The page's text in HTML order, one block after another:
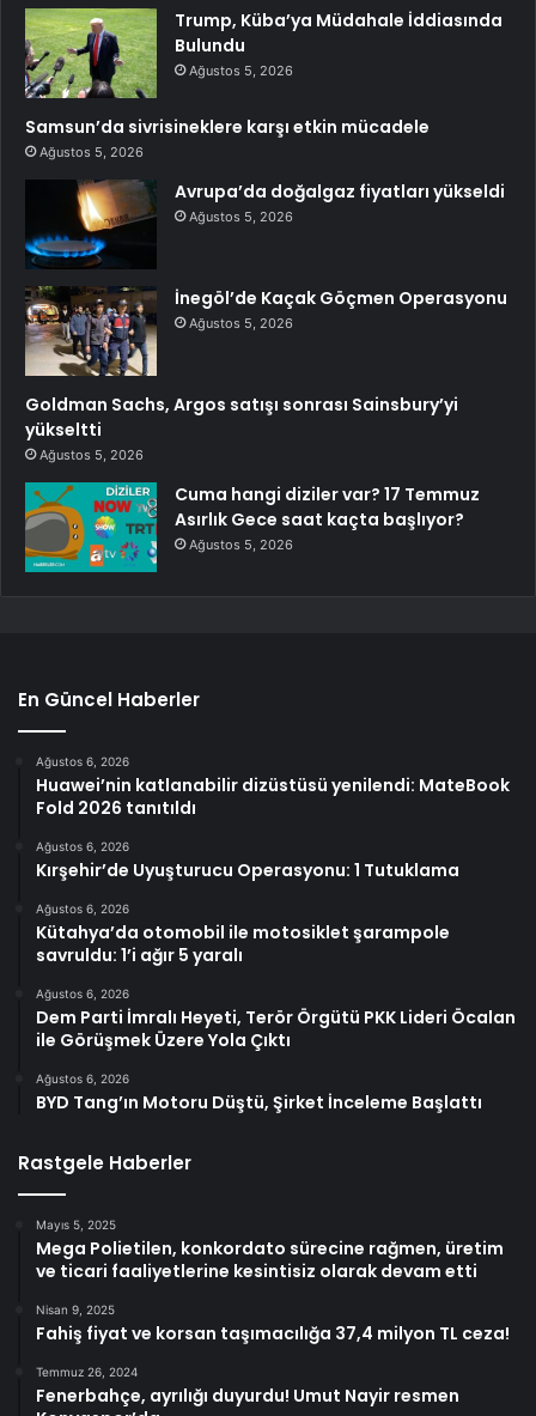
Trump, Küba’ya Müdahale İddiasında
Bulundu
Ağustos 5, 2026
Samsun’da sivrisineklere karşı etkin mücadele
Ağustos 5, 2026
Avrupa’da doğalgaz fiyatları yükseldi
Ağustos 5, 2026
İnegöl’de Kaçak Göçmen Operasyonu
Ağustos 5, 2026
Goldman Sachs, Argos satışı sonrası Sainsbury’yi
yükseltti
Ağustos 5, 2026
Cuma hangi diziler var? 17 Temmuz
Asırlık Gece saat kaçta başlıyor?
Ağustos 5, 2026
En Güncel Haberler
Ağustos 6, 2026
Huawei’nin katlanabilir dizüstüsü yenilendi: MateBook
Fold 2026 tanıtıldı
Ağustos 6, 2026
Kırşehir’de Uyuşturucu Operasyonu: 1 Tutuklama
Ağustos 6, 2026
Kütahya’da otomobil ile motosiklet şarampole
savruldu: 1’i ağır 5 yaralı
Ağustos 6, 2026
Dem Parti İmralı Heyeti, Terör Örgütü PKK Lideri Öcalan
ile Görüşmek Üzere Yola Çıktı
Ağustos 6, 2026
BYD Tang’ın Motoru Düştü, Şirket İnceleme Başlattı
Rastgele Haberler
Mayıs 5, 2025
Mega Polietilen, konkordato sürecine rağmen, üretim
ve ticari faaliyetlerine kesintisiz olarak devam etti
Nisan 9, 2025
Fahiş fiyat ve korsan taşımacılığa 37,4 milyon TL ceza!
Temmuz 26, 2024
Fenerbahçe, ayrılığı duyurdu! Umut Nayir resmen